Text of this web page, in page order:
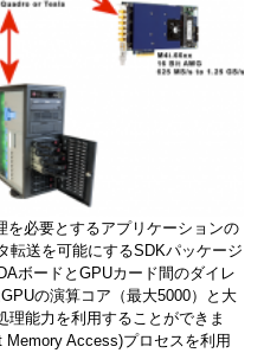
必要とするアプリケーションの
転送を可能にするSDKパッケージ
ボードとGPUカード間のダイレ
の演算コア（最大5000）と大
能力を利用することができま
Access)プロセスを利用